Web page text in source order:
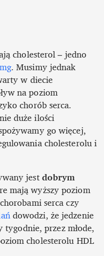
cholesterol – jedno
. Musimy jednak
w diecie
na poziom
chorób serca.
duże ilości
go więcej,
cholesterolu i
jest dobrym
mają wyższy poziom
serca czy
dowodzi, że jedzenie
przez młode,
cholesterolu HDL